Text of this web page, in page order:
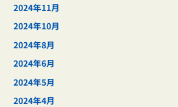
2024年11月
2024年10月
2024年8月
2024年6月
2024年5月
2024年4月